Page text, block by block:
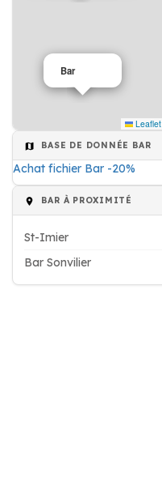
Bar
Leaflet
BASE DE DONNÉE BAR
Achat fichier Bar -20%
BAR À PROXIMITÉ
St-Imier
Bar Sonvilier